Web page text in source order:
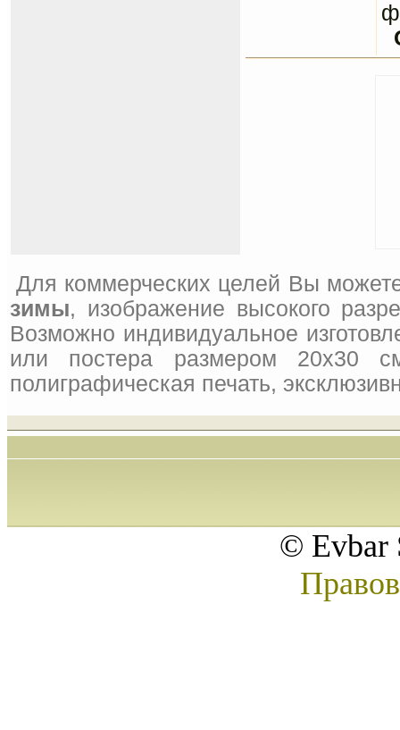
Для коммерческих целей Вы
зимы, изображение высокого
Возможно индивидуальное
или постера размером 20x30
полиграфическая печать,
© Evbar